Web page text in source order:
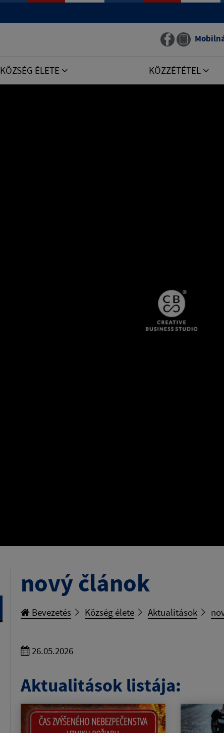
KÖZSÉG ÉLETE KÖZZÉTÉTEL
nový článok
Bevezetés Község élete Aktualitások
26.05.2026
Aktualitások listája: